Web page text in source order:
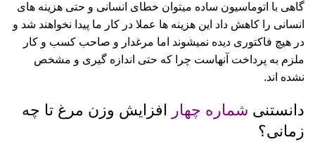
گاهی با اتوماسیون ساده میتوان خطای انسانی و حتی هزینه های
انسانی را کاهش داد این هزینه ها عملا در کار ما پیدا نخواهند شد و
در هیچ فاکتوری دیده نمیشوند اما مرغدار و صاحب کسب و کار
ملزم به پرداخت آنهاست چرا که حتی اندازه گیری و مشخص
نشده اند.
دانستنی شماره چهار
افزایش وزن مرغ تا چه
زمانی؟